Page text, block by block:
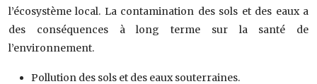
l’écosystème local. La contamination des sols et des eaux a
des conséquences à long terme sur la santé de
l’environnement.
Pollution des sols et des eaux souterraines.